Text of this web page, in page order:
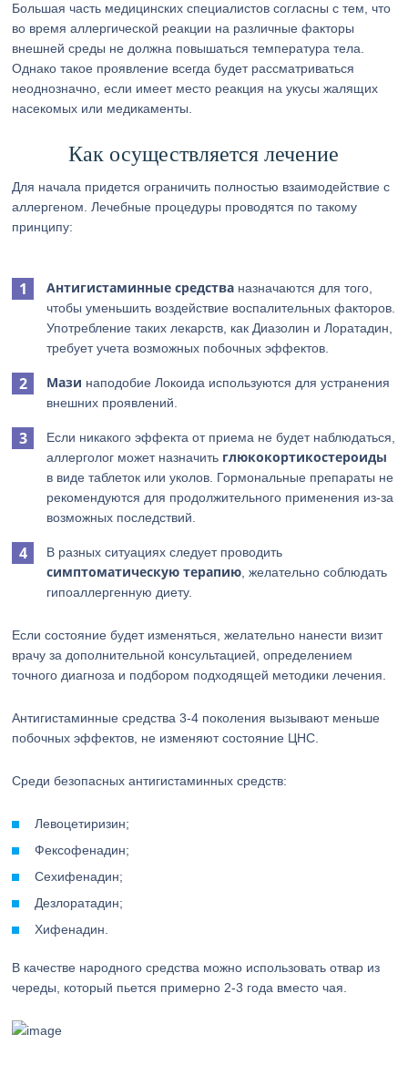
Большая часть медицинских специалистов согласны с тем, что
во время аллергической реакции на различные факторы
внешней среды не должна повышаться температура тела.
Однако такое проявление всегда будет рассматриваться
неоднозначно, если имеет место реакция на укусы жалящих
насекомых или медикаменты.
Как осуществляется лечение
Для начала придется ограничить полностью взаимодействие с
аллергеном. Лечебные процедуры проводятся по такому
принципу:
Антигистаминные средства назначаются для того,
чтобы уменьшить воздействие воспалительных факторов.
Употребление таких лекарств, как Диазолин и Лоратадин,
требует учета возможных побочных эффектов.
Мази наподобие Локоида используются для устранения
внешних проявлений.
Если никакого эффекта от приема не будет наблюдаться,
аллерголог может назначить глюкокортикостероиды
в виде таблеток или уколов. Гормональные препараты не
рекомендуются для продолжительного применения из-за
возможных последствий.
В разных ситуациях следует проводить
симптоматическую терапию , желательно соблюдать
гипоаллергенную диету.
Если состояние будет изменяться, желательно нанести визит
врачу за дополнительной консультацией, определением
точного диагноза и подбором подходящей методики лечения.
Антигистаминные средства 3-4 поколения вызывают меньше
побочных эффектов, не изменяют состояние ЦНС.
Среди безопасных антигистаминных средств:
Левоцетиризин;
Фексофенадин;
Сехифенадин;
Дезлоратадин;
Хифенадин.
В качестве народного средства можно использовать отвар из
череды, который пьется примерно 2-3 года вместо чая.